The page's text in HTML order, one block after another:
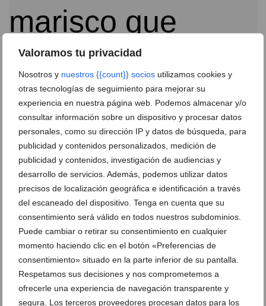
Valoramos tu privacidad
Nosotros y nuestros {{count}} socios utilizamos cookies y
otras tecnologías de seguimiento para mejorar su
experiencia en nuestra página web. Podemos almacenar y/o
consultar información sobre un dispositivo y procesar datos
personales, como su dirección IP y datos de búsqueda, para
publicidad y contenidos personalizados, medición de
publicidad y contenidos, investigación de audiencias y
desarrollo de servicios. Además, podemos utilizar datos
precisos de localización geográfica e identificación a través
del escaneado del dispositivo. Tenga en cuenta que su
consentimiento será válido en todos nuestros subdominios.
Puede cambiar o retirar su consentimiento en cualquier
momento haciendo clic en el botón «Preferencias de
consentimiento» situado en la parte inferior de su pantalla.
Respetamos sus decisiones y nos comprometemos a
ofrecerle una experiencia de navegación transparente y
segura. Los terceros proveedores procesan datos para los
La fideuà que ha llevado a Dénia al podio de uno de
los concursos más prestigiosos del Mediterráneo
25 de junio de 2026